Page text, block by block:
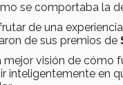
se comportaba la
de una
de sus premios de
visión de cómo
inteligentemente en